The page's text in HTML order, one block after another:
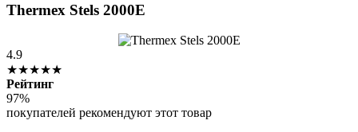
Thermex Stels 2000E
4.9
★★★★★
Рейтинг
97%
покупателей рекомендуют этот товар